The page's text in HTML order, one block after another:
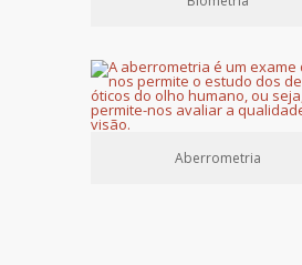
Aberrometria